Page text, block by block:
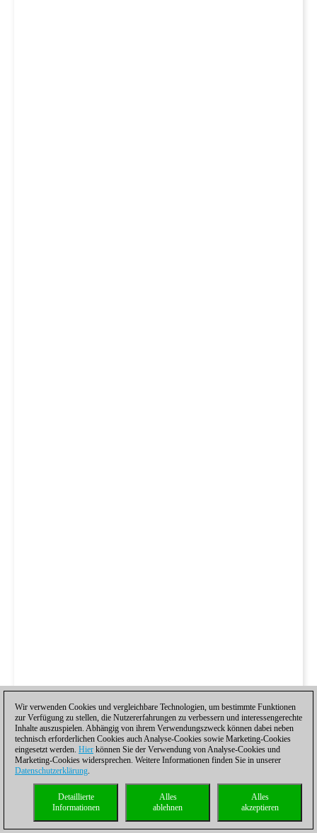
Wir verwenden Cookies und vergleichbare Technologien, um bestimmte Funktionen
zur Verfügung zu stellen, die Nutzererfahrungen zu verbessern und interessengerechte
Inhalte auszuspielen. Abhängig von ihrem Verwendungszweck können dabei neben
technisch erforderlichen Cookies auch Analyse-Cookies sowie Marketing-Cookies
eingesetzt werden. Hier können Sie der Verwendung von Analyse-Cookies und
Marketing-Cookies widersprechen. Weitere Informationen finden Sie in unserer
Datenschutzerklärung.
Alles
akzeptieren
Alles
ablehnen
Detaillierte
Informationen